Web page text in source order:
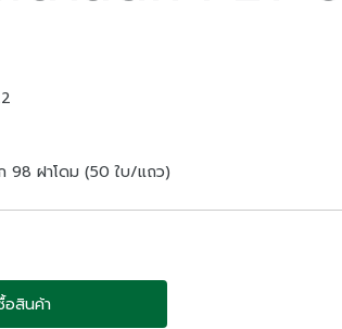
98 ฝาโดม (50 ใบ/แถว)
อสินค้า